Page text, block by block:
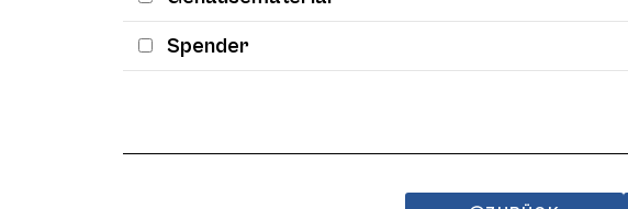
Spender